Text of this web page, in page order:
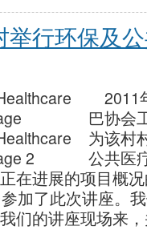
行环保及
2011
巴协会
为该村
公共医
在进展的项目概
加了此次讲座。
们的讲座现场来